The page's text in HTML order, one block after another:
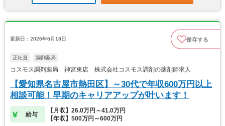
更新日：2026年6月18日 保存する
正社員 調剤薬局
コスモス調剤薬局 神宮東店 株式会社コスモス調剤の薬剤師求人
【愛知県名古屋市熱田区】～30代で年収600万円以上
相談可能！早期のキャリアアップが叶います！
給与
【月収】26.0万円～41.0万円
【年収】500万円～600万円